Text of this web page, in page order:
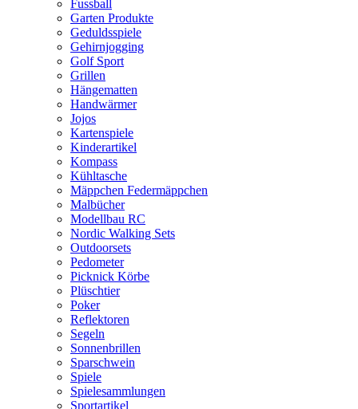
Fussball
Garten Produkte
Geduldsspiele
Gehirnjogging
Golf Sport
Grillen
Hängematten
Handwärmer
Jojos
Kartenspiele
Kinderartikel
Kompass
Kühltasche
Mäppchen Federmäppchen
Malbücher
Modellbau RC
Nordic Walking Sets
Outdoorsets
Pedometer
Picknick Körbe
Plüschtier
Poker
Reflektoren
Segeln
Sonnenbrillen
Sparschwein
Spiele
Spielesammlungen
Sportartikel